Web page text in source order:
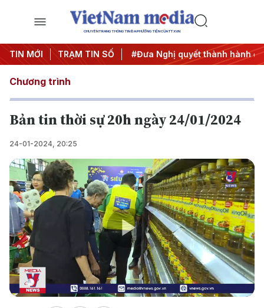
CHUYÊN TRANG THÔNG TIN ĐA PHƯƠNG TIỆN CỦA TTXVN
TIN MỚI TRẠM TIN SỐ
ương 3 #APEC 2027 #Đưa Nghị quyết thành hành
Chương trình
Bản tin thời sự 20h ngày 24/01/2024
24-01-2024, 20:25
Play
Video